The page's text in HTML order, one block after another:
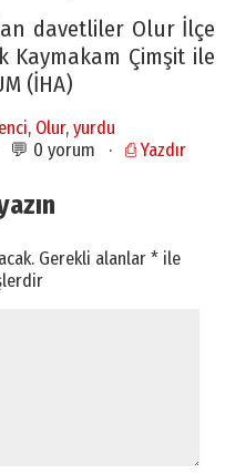
davetliler Olur İlçe
Kaymakam Çimşit ile
(İHA)
, Olur, yurdu
💬 0 yorum · ⎙ Yazdır
Gerekli alanlar* ile